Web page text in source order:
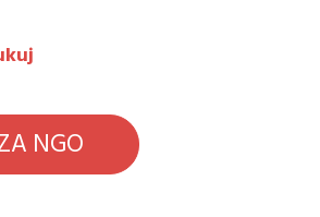
NGO